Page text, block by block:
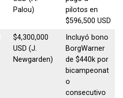
Palou)
pilotos en
$596,500 USD
$4,300,000
USD (J.
Newgarden)
Incluyó bono
BorgWarner
de $440k por
bicampeonat
o
consecutivo